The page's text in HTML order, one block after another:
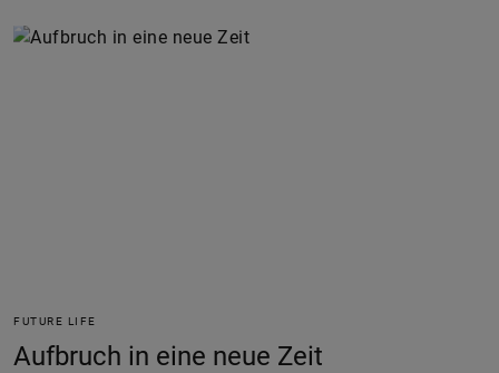
FUTURE LIFE
Aufbruch in eine neue Zeit